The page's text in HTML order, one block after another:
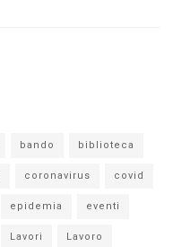
bando biblioteca
coronavirus covid
epidemia eventi
Lavori Lavoro